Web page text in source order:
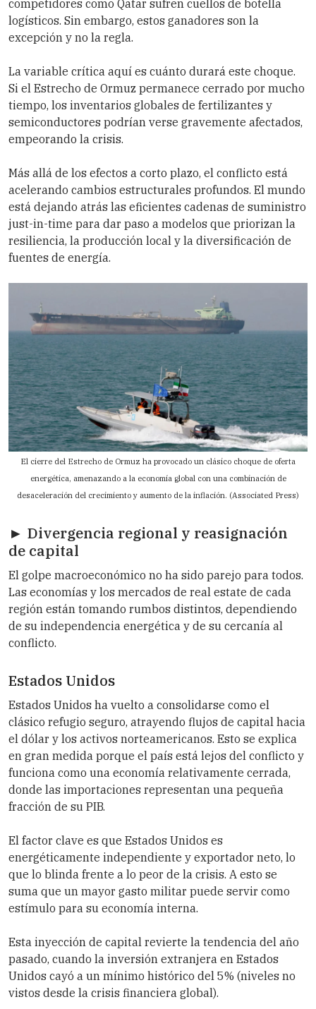
competidores como Qatar sufren cuellos de botella
logísticos. Sin embargo, estos ganadores son la
excepción y no la regla.
La variable crítica aquí es cuánto durará este choque.
Si el Estrecho de Ormuz permanece cerrado por mucho
tiempo, los inventarios globales de fertilizantes y
semiconductores podrían verse gravemente afectados,
empeorando la crisis.
Más allá de los efectos a corto plazo, el conflicto está
acelerando cambios estructurales profundos. El mundo
está dejando atrás las eficientes cadenas de suministro
just-in-time para dar paso a modelos que priorizan la
resiliencia, la producción local y la diversificación de
fuentes de energía.
El cierre del Estrecho de Ormuz ha provocado un clásico choque de oferta
energética, amenazando a la economía global con una combinación de
desaceleración del crecimiento y aumento de la inflación. (Associated Press)
► Divergencia regional y reasignación
de capital
El golpe macroeconómico no ha sido parejo para todos.
Las economías y los mercados de real estate de cada
región están tomando rumbos distintos, dependiendo
de su independencia energética y de su cercanía al
conflicto.
Estados Unidos
Estados Unidos ha vuelto a consolidarse como el
clásico refugio seguro, atrayendo flujos de capital hacia
el dólar y los activos norteamericanos. Esto se explica
en gran medida porque el país está lejos del conflicto y
funciona como una economía relativamente cerrada,
donde las importaciones representan una pequeña
fracción de su PIB.
El factor clave es que Estados Unidos es
energéticamente independiente y exportador neto, lo
que lo blinda frente a lo peor de la crisis. A esto se
suma que un mayor gasto militar puede servir como
estímulo para su economía interna.
Esta inyección de capital revierte la tendencia del año
pasado, cuando la inversión extranjera en Estados
Unidos cayó a un mínimo histórico del 5% (niveles no
vistos desde la crisis financiera global).